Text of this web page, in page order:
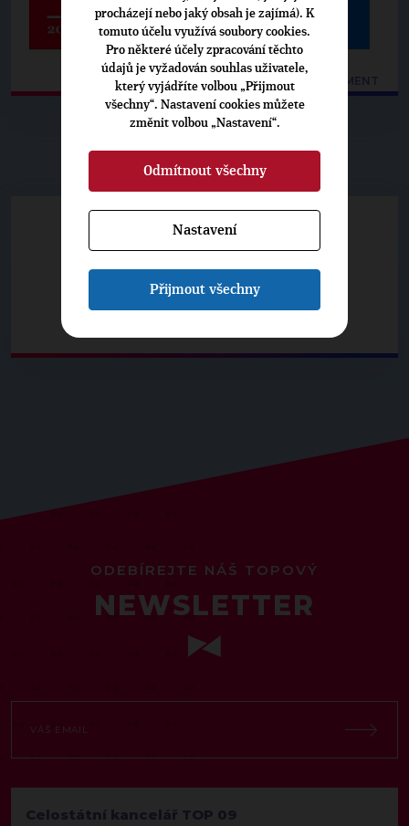
OTEVŘÍT CELÝ DOKUMENT
Kandidátky Kalendář akcí
Jak volit|Jaký hlas jste?
ODEBÍREJTE NÁŠ TOPOVÝ
NEWSLETTER
Celostátní kancelář TOP 09
procházejí nebo jaký obsah je zajímá). K
tomuto účelu využívá soubory cookies.
Pro některé účely zpracování těchto
údajů je vyžadován souhlas uživatele,
který vyjádříte volbou „Přijmout
všechny“. Nastavení cookies můžete
změnit volbou „Nastavení“.
Odmítnout všechny
Nastavení
Přijmout všechny